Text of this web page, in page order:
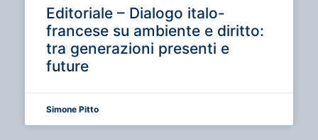
Editoriale – Dialogo italo-
francese su ambiente e diritto:
tra generazioni presenti e
future
Simone Pitto